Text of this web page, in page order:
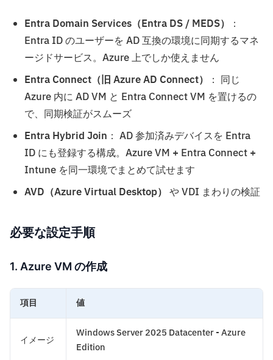
Entra Domain Services（Entra DS / MEDS）
：
Entra ID のユーザーを AD 互換の環境に同期するマネ
ージドサービス。Azure 上でしか使えません
Entra Connect（旧 Azure AD Connect）
： 同じ
Azure 内に AD VM と Entra Connect VM を置けるの
で、同期検証がスムーズ
Entra Hybrid Join ： AD 参加済みデバイスを Entra
ID にも登録する構成。Azure VM + Entra Connect +
Intune を同一環境でまとめて試せます
AVD（Azure Virtual Desktop） や VDI まわりの検証
必要な設定手順
1. Azure VM の作成
項目 値
イメージ
Windows Server 2025 Datacenter - Azure
Edition